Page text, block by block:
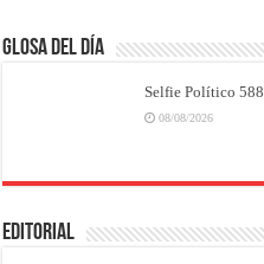
Glosa del Día
Selfie Político 588
08/08/2026
EDITORIAL